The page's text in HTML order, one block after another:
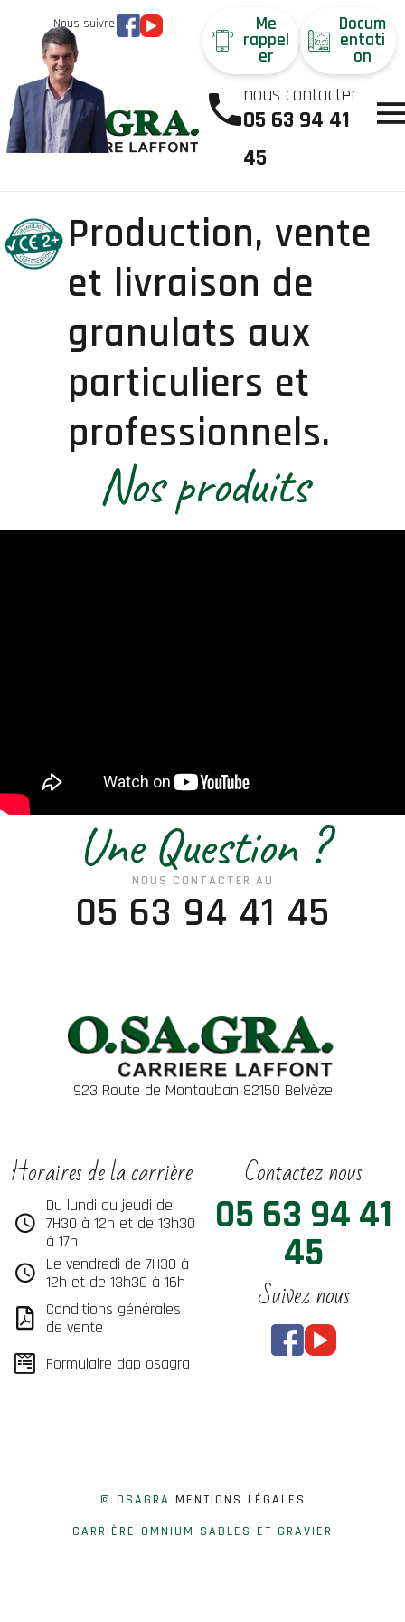
Nous suivre Me
rappel
er
Docum
entati
on
nous contacter
05 63 94 41
45
Production, vente
et livraison de
granulats aux
particuliers et
professionnels.
Nos produits
Une Question ?
NOUS CONTACTER AU
05 63 94 41 45
923 Route de Montauban 82150 Belvèze
Horaires de la carrière
Du lundi au jeudi de
7H30 à 12h et de 13h30
à 17h
Le vendredi de 7H30 à
12h et de 13h30 à 16h
Conditions générales
de vente
Formulaire dap osagra
Contactez nous
05 63 94 41
45
Suivez nous
© OSAGRA MENTIONS LÉGALES
CARRIÈRE OMNIUM SABLES ET GRAVIER